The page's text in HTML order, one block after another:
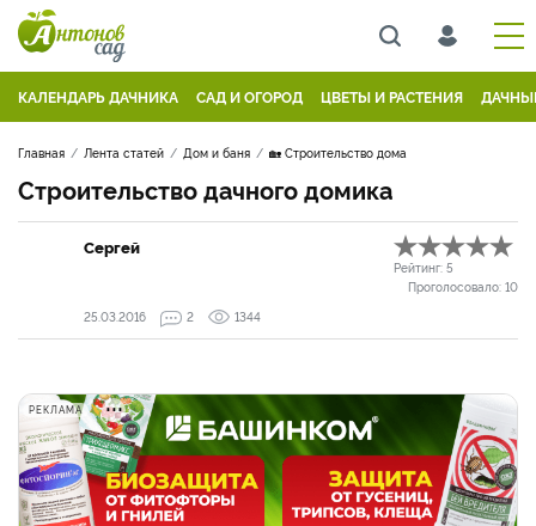
КАЛЕНДАРЬ ДАЧНИКА САД И ОГОРОД ЦВЕТЫ И РАСТЕНИЯ
Главная Лента статей Дом и баня 🏡 Строительство дома
Строительство дачного домика
Сергей
Рейтинг: 5
Проголосовало: 10
25.03.2016
2 1344
РЕКЛАМА